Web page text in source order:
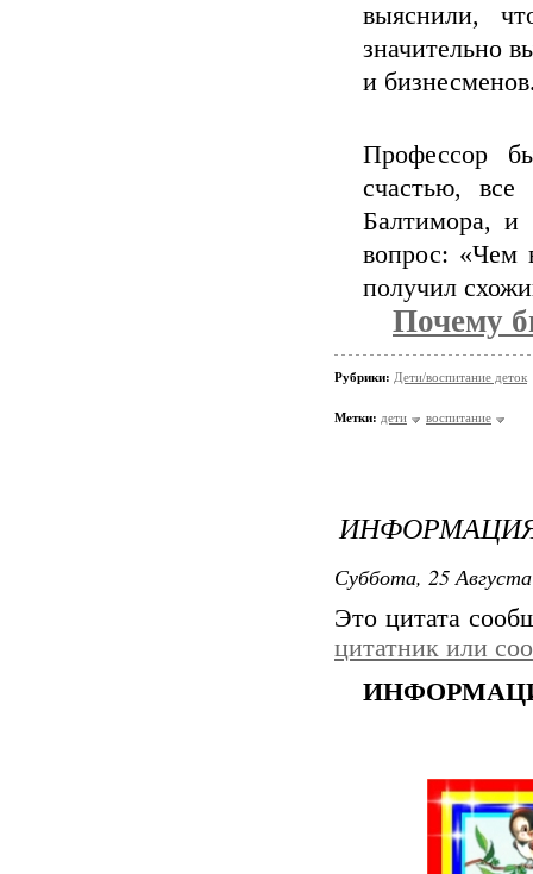
выяснили,
значительно
и
Профессор
счастью,
Балтимора, и
вопрос: «Чем
получил
Почему
Рубрики: Дети/воспитание деток
Метки: дети воспитание
Суббота, 25
Это цитата
цитатник или